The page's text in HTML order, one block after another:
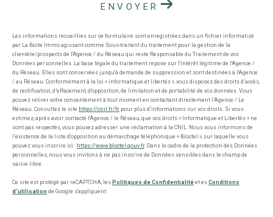
ENVOYER
Les informations recueillies sur ce formulaire sont enregistrées dans un fichier informatisé
par La Boite Immo agissant comme Sous-traitant du traitement pour la gestion de la
clientèle/prospects de l'Agence / du Réseau qui reste Responsable du Traitement de vos
Données personnelles. La base légale du traitement repose sur l'intérêt légitime de l'Agence /
du Réseau. Elles sont conservées jusqu'à demande de suppression et sont destinées à l'Agence
/ au Réseau. Conformément à la loi « informatique et libertés », vous disposez des droits d’accès,
de rectification, d’effacement, d’opposition, de limitation et de portabilité de vos données. Vous
pouvez retirer votre consentement à tout moment en contactant directement l’Agence / Le
Réseau. Consultez le site https://cnil.fr/fr pour plus d’informations sur vos droits. Si vous
estimez, après avoir contacté l'Agence / le Réseau, que vos droits « Informatique et Libertés » ne
sont pas respectés, vous pouvez adresser une réclamation à la CNIL. Nous vous informons de
l’existence de la liste d'opposition au démarchage téléphonique « Bloctel », sur laquelle vous
pouvez vous inscrire ici : https://www.bloctel.gouv.fr. Dans le cadre de la protection des Données
personnelles, nous vous invitons à ne pas inscrire de Données sensibles dans le champ de
saisie libre.
Ce site est protégé par reCAPTCHA, les Politiques de Confidentialité et es Conditions
d'utilisation de Google s'appliquent.